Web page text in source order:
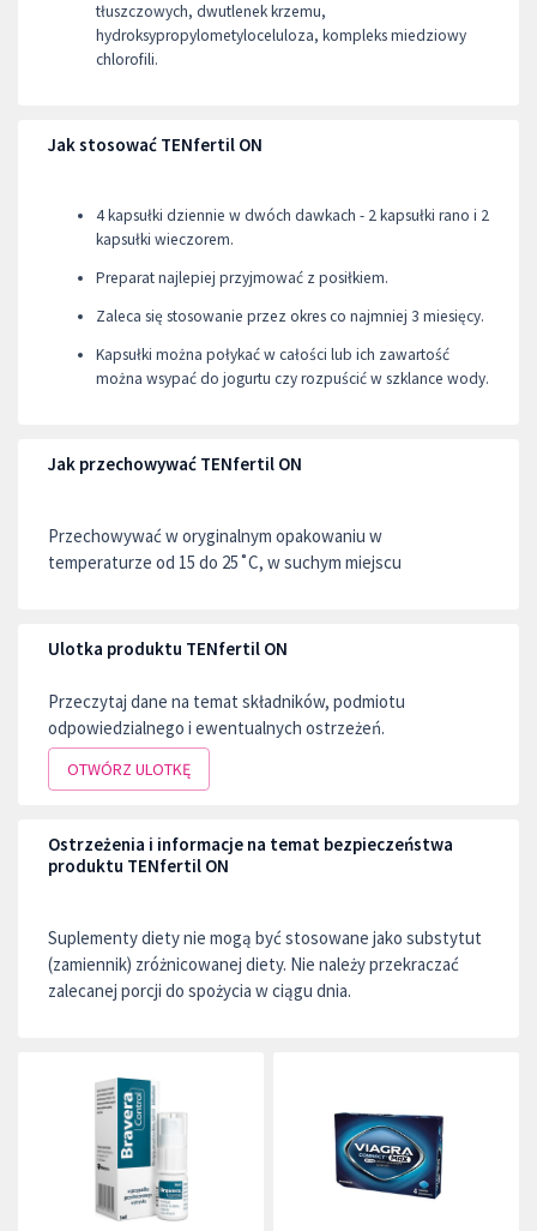
tłuszczowych, dwutlenek krzemu,
hydroksypropylometyloceluloza, kompleks miedziowy
chlorofili.
Jak stosować TENfertil ON
4 kapsułki dziennie w dwóch dawkach - 2 kapsułki rano i 2
kapsułki wieczorem.
Preparat najlepiej przyjmować z posiłkiem.
Zaleca się stosowanie przez okres co najmniej 3 miesięcy.
Kapsułki można połykać w całości lub ich zawartość
można wsypać do jogurtu czy rozpuścić w szklance wody.
Jak przechowywać TENfertil ON
Przechowywać w oryginalnym opakowaniu w
temperaturze od 15 do 25˚C, w suchym miejscu
Ulotka produktu TENfertil ON
Przeczytaj dane na temat składników, podmiotu
odpowiedzialnego i ewentualnych ostrzeżeń.
OTWÓRZ ULOTKĘ
Ostrzeżenia i informacje na temat bezpieczeństwa
produktu TENfertil ON
Suplementy diety nie mogą być stosowane jako substytut
(zamiennik) zróżnicowanej diety. Nie należy przekraczać
zalecanej porcji do spożycia w ciągu dnia.